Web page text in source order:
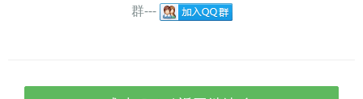
群---